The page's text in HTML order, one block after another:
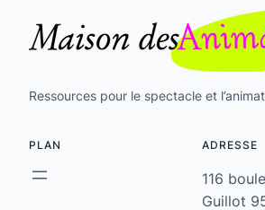
Ressources pour le spectacle et
PLAN ADRESSE
116
Guillot